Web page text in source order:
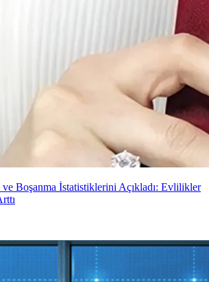
Boşanma İstatistiklerini Açıkladı: Evlilikler